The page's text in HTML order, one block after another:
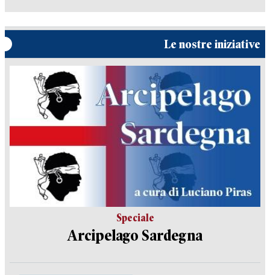
Le nostre iniziative
Speciale
Arcipelago Sardegna